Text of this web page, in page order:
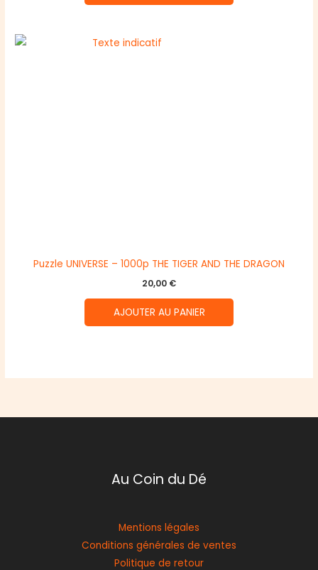
Puzzle UNIVERSE – 1000p THE TIGER AND THE DRAGON
20,00 €
AJOUTER AU PANIER
Au Coin du Dé
Mentions légales
Conditions générales de ventes
Politique de retour